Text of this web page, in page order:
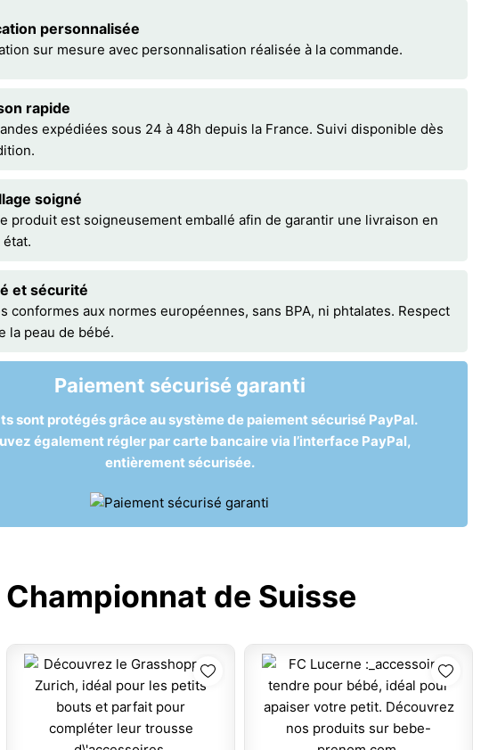
personnalisée
sur mesure avec personnalisation réalisée à la commande.
rapide
expédiées sous 24 à 48h depuis la France. Suivi disponible dès
soigné
produit est soigneusement emballé afin de garantir une livraison en
et sécurité
conformes aux normes européennes, sans BPA, ni phtalates. Respect
la peau de bébé.
Paiement sécurisé garanti
sont protégés grâce au système de paiement sécurisé PayPal.
également régler par carte bancaire via l’interface PayPal,
entièrement sécurisée.
Championnat de Suisse